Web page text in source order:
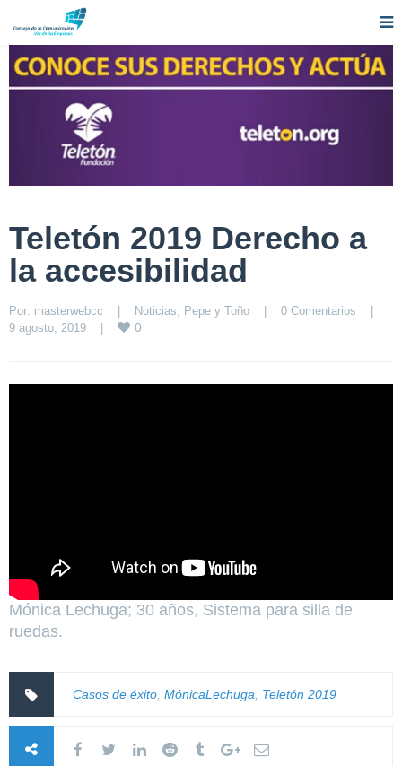
Teletón 2019 Derecho a
la accesibilidad
Por: masterwebcc | Noticias Pepe y Toño | 0 Comentarios
|
9 agosto, 2019 | 0
Mónica Lechuga; 30 años, Sistema para silla de
ruedas.
Casos de éxito, MónicaLechuga, Teletón 2019